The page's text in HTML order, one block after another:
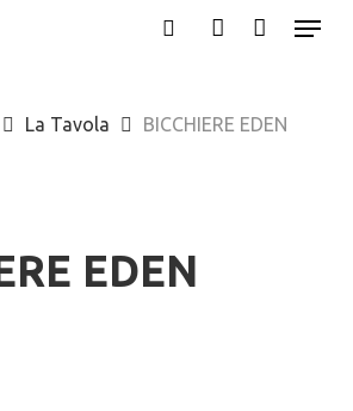
Menu
La Tavola
BICCHIERE EDEN
EDEN